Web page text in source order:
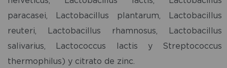
paracasei, Lactobacillus plantarum, Lactobacillus
reuteri, Lactobacillus rhamnosus, Lactobacillus
salivarius, Lactococcus lactis y Streptococcus
thermophilus) y citrato de zinc.